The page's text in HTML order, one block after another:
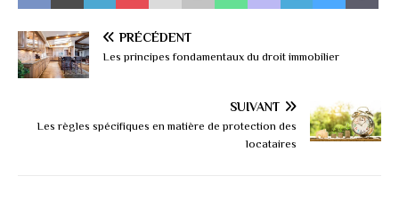
PRÉCÉDENT
Les principes fondamentaux du droit immobilier
SUIVANT
Les règles spécifiques en matière de protection des
locataires